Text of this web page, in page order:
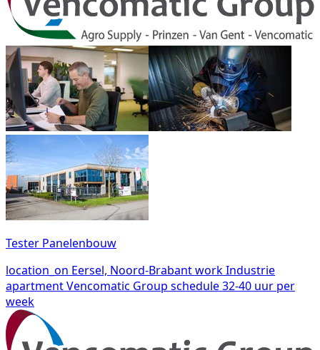
Tester Panelenbouw
location_on Eersel, Noord-BrabantworkIndustrie
apartmentVencomatic Group schedule32-40 uur per
week